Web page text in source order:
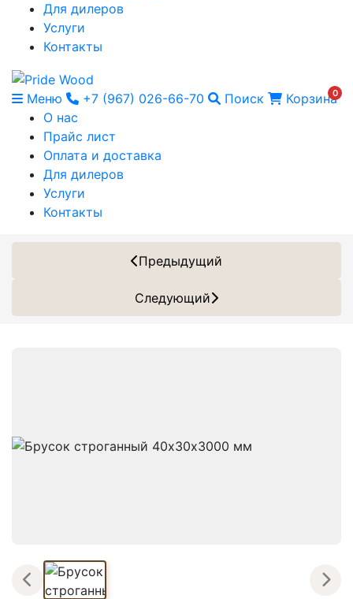
Для дилеров
Услуги
Контакты
Меню +7 (967) 026-66-70 Поиск Корзина
0
О нас
Прайс лист
Оплата и доставка
Для дилеров
Услуги
Контакты
Предыдущий
Следующий